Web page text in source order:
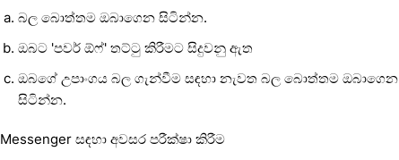
බල බොත්තම ඔබාගෙන සිටින්න.
ඔබට 'පවර් ඕෆ්' තට්ටු කිරීමට සිදුවනු ඇත
ඔබගේ උපාංගය බල ගැන්වීම සඳහා නැවත බල බොත්තම ඔබාගෙන
සිටින්න.
Messenger සඳහා අවසර පරීක්ෂා කිරීම